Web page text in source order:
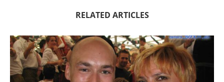
RELATED ARTICLES